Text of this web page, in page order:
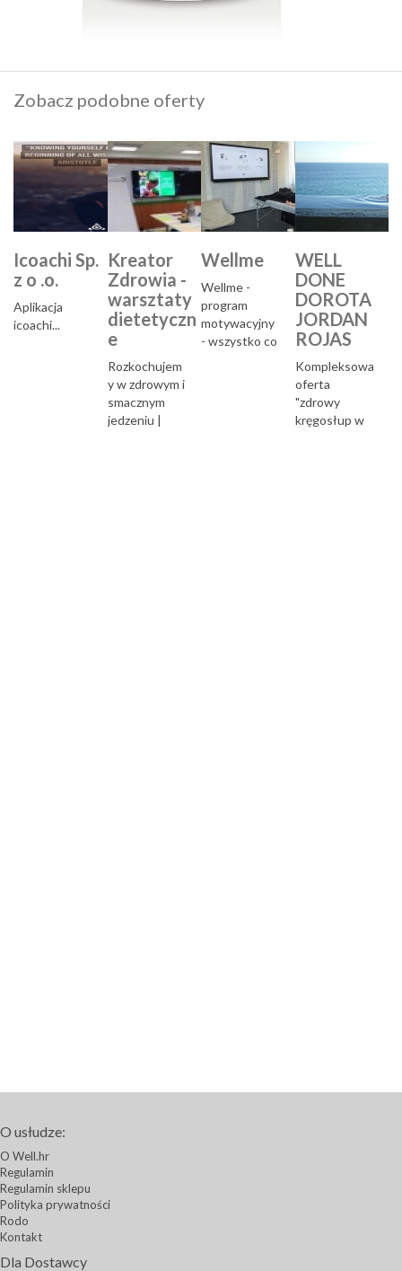
Zobacz podobne oferty
Icoachi Sp.
z o .o.
Aplikacja
icoachi...
Kreator
Zdrowia -
warsztaty
dietetyczn
e
Rozkochujem
y w zdrowym i
smacznym
jedzeniu |
Wellme
Wellme -
program
motywacyjny
- wszystko co
WELL
DONE
DOROTA
JORDAN
ROJAS
Kompleksowa
oferta
"zdrowy
kręgosłup w
O usłudze:
O Well.hr
Regulamin
Regulamin sklepu
Polityka prywatności
Rodo
Kontakt
Dla Dostawcy